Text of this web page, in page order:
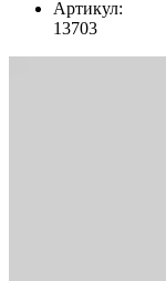
Артикул:
13703